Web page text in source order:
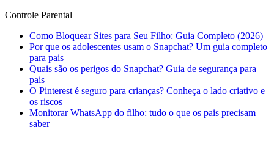
Controle Parental
Como Bloquear Sites para Seu Filho: Guia Completo (2026)
Por que os adolescentes usam o Snapchat? Um guia completo
para pais
Quais são os perigos do Snapchat? Guia de segurança para
pais
O Pinterest é seguro para crianças? Conheça o lado criativo e
os riscos
Monitorar WhatsApp do filho: tudo o que os pais precisam
saber